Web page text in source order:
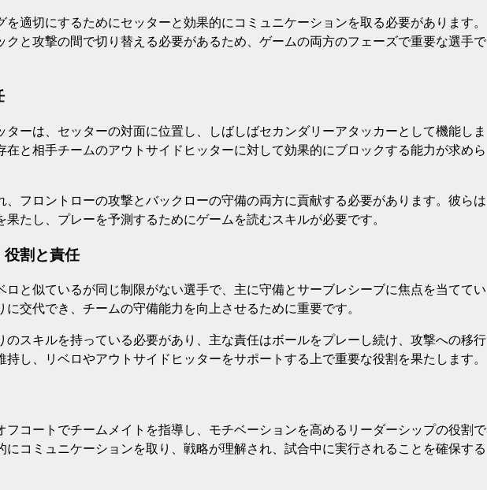
適切にするためにセッターと効果的にコミュニケーションを取る必要があります。
と攻撃の間で切り替える必要があるため、ゲームの両方のフェーズで重要な選手で
ーは、セッターの対面に位置し、しばしばセカンダリーアタッカーとして機能しま
と相手チームのアウトサイドヒッターに対して効果的にブロックする能力が求めら
フロントローの攻撃とバックローの守備の両方に貢献する必要があります。彼らは
たし、プレーを予測するためにゲームを読むスキルが必要です。
役割と責任
と似ているが同じ制限がない選手で、主に守備とサーブレシーブに焦点を当ててい
交代でき、チームの守備能力を向上させるために重要です。
のスキルを持っている必要があり、主な責任はボールをプレーし続け、攻撃への移行
し、リベロやアウトサイドヒッターをサポートする上で重要な役割を果たします。
コートでチームメイトを指導し、モチベーションを高めるリーダーシップの役割で
コミュニケーションを取り、戦略が理解され、試合中に実行されることを確保する